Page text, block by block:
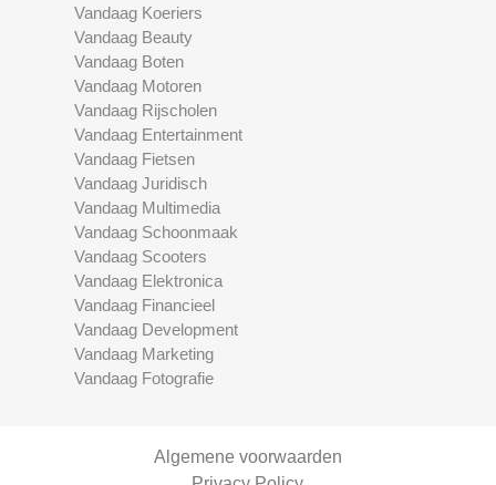
Vandaag Koeriers
Vandaag Beauty
Vandaag Boten
Vandaag Motoren
Vandaag Rijscholen
Vandaag Entertainment
Vandaag Fietsen
Vandaag Juridisch
Vandaag Multimedia
Vandaag Schoonmaak
Vandaag Scooters
Vandaag Elektronica
Vandaag Financieel
Vandaag Development
Vandaag Marketing
Vandaag Fotografie
Algemene voorwaarden